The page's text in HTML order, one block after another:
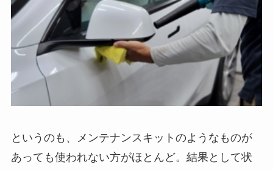
というのも、メンテナンスキットのようなものが
あっても使われない方がほとんど。結果として状